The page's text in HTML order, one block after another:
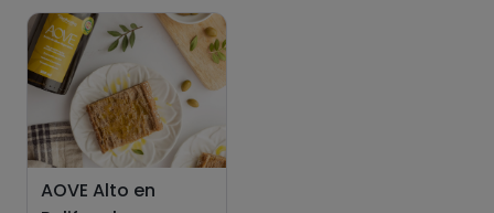
Hazte PLUS para ver la información nutricional
de las recetas, y desbloquear muchas más
AOVE Alto en